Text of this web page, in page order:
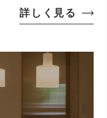
詳しく見る